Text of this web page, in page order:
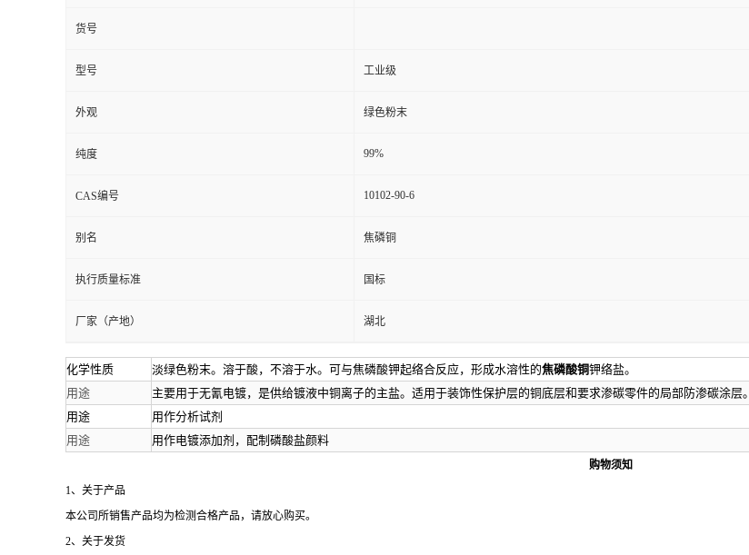
货号
型号 工业级
外观 绿色粉末
纯度 99%
CAS编号 10102-90-6
别名 焦磷铜
执行质量标准 国标
厂家（产地） 湖北
化学性质 淡绿色粉末。溶于酸，不溶于水。可与焦磷酸钾起络合反应，形成水溶性的焦磷酸铜钾络盐。
用途
主要用于无氰电镀，是供给镀液中铜离子的主盐。适用于装饰性保护层的铜底层和要求渗碳零件的局部防渗碳涂层。
用途
用作分析试剂
用途
用作电镀添加剂，配制磷酸盐颜料
购物须知
1、关于产品
本公司所销售产品均为检测合格产品，请放心购买。
2、关于发货